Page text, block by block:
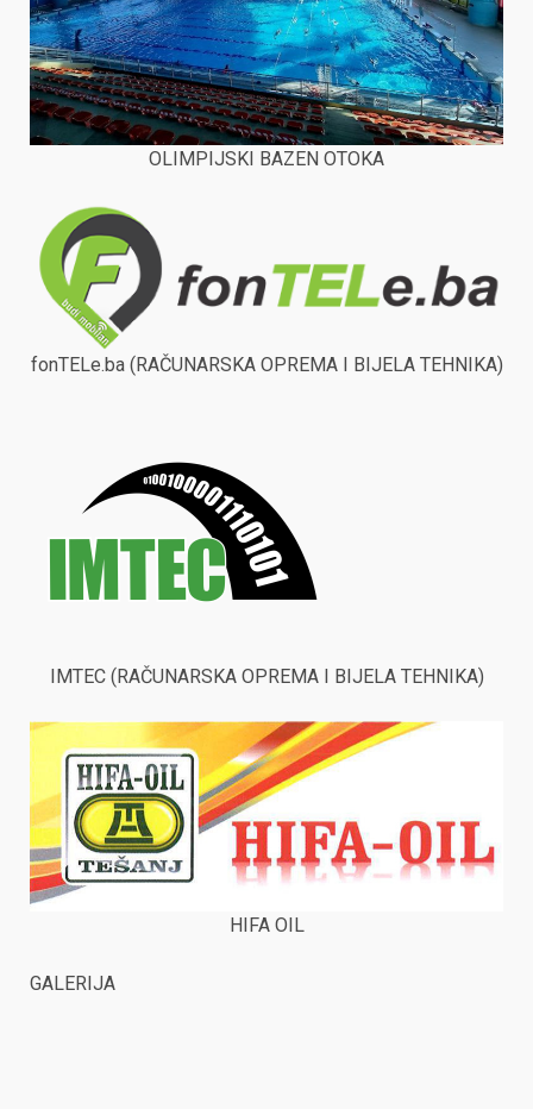
OLIMPIJSKI BAZEN OTOKA
fonTELe.ba (RAČUNARSKA OPREMA I BIJELA TEHNIKA)
IMTEC (RAČUNARSKA OPREMA I BIJELA TEHNIKA)
HIFA OIL
GALERIJA